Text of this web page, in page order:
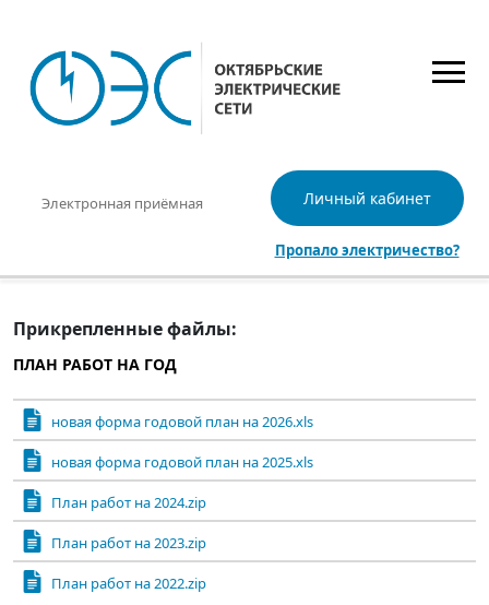
Электронная приёмная Личный кабинет
Пропало электричество?
Прикрепленные файлы:
ПЛАН РАБОТ НА ГОД
новая форма годовой план на 2026.xls
новая форма годовой план на 2025.xls
План работ на 2024.zip
План работ на 2023.zip
План работ на 2022.zip